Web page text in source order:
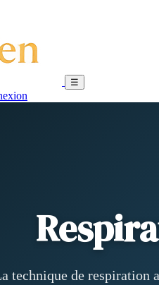
☰
technique de respiration